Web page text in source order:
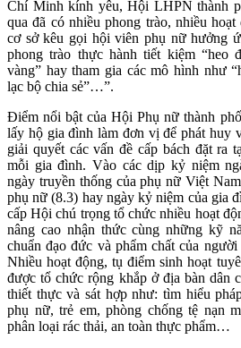
Chí Minh kính yêu, Hội LHPN thành
qua đã có nhiều phong trào, nhiều
cơ sở kêu gọi hội viên phụ nữ hưởng
phong trào thực hành tiết kiệm “heo
vàng” hay tham gia các mô hình như
lạc bộ chia sẻ”…”.
Điểm nổi bật của Hội Phụ nữ thành
lấy hộ gia đình làm đơn vị để phát huy
giải quyết các vấn đề cấp bách đặt ra
mỗi gia đình. Vào các dịp kỷ niệm
ngày truyền thống của phụ nữ Việt
phụ nữ (8.3) hay ngày kỷ niệm của gia
cấp Hội chú trọng tổ chức nhiều hoạt
nâng cao nhận thức cùng những kỹ
chuẩn đạo đức và phẩm chất của
Nhiều hoạt động, tụ điểm sinh hoạt
được tổ chức rộng khắp ở địa bàn dân
thiết thực và sát hợp như: tìm hiểu
phụ nữ, trẻ em, phòng chống tệ nạn
phân loại rác thải, an toàn thực phẩm…